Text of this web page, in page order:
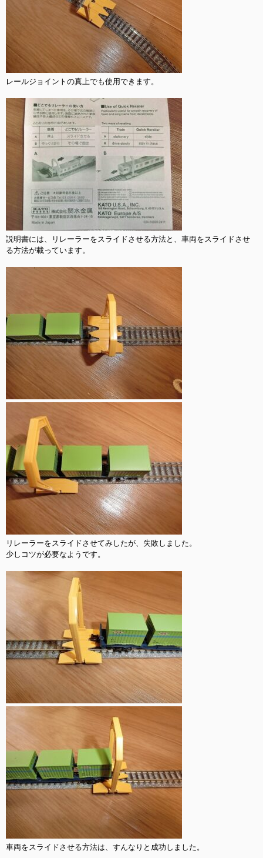
レールジョイントの真上でも使用できます。
説明書には、リレーラーをスライドさせる方法と、車両をスライドさせ
る方法が載っています。
リレーラーをスライドさせてみしたが、失敗しました。
少しコツが必要なようです。
車両をスライドさせる方法は、すんなりと成功しました。